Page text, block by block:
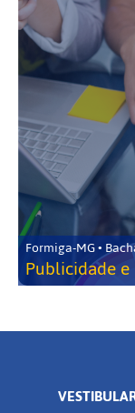
Formiga-MG •
Publicidade